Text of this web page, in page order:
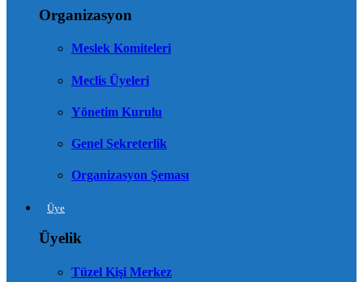
Organizasyon
Meslek Komiteleri
Meclis Üyeleri
Yönetim Kurulu
Genel Sekreterlik
Organizasyon Şeması
Üye
Üyelik
Tüzel Kişi Merkez